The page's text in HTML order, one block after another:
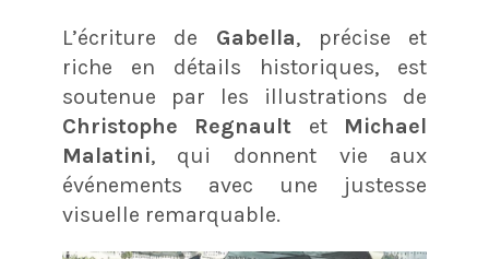
L’écriture de Gabella, précise et
riche en détails historiques, est
soutenue par les illustrations de
Christophe Regnault et Michael
Malatini, qui donnent vie aux
événements avec une justesse
visuelle remarquable.